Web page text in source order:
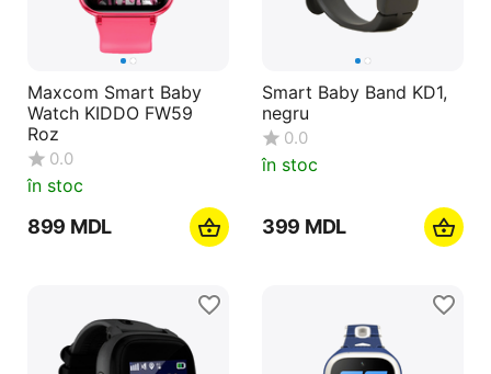
Maxcom Smart Baby
Watch KIDDO FW59
Roz
0.0
în stoc
‍899‍ MDL
Smart Baby Band KD1,
negru
0.0
în stoc
‍399‍ MDL